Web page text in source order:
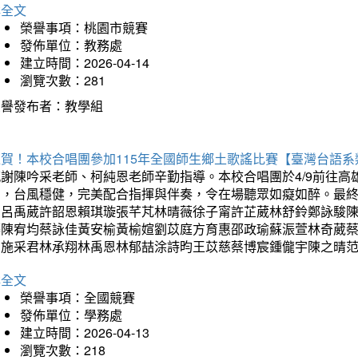
文
榮譽事項：桃園市競賽
發佈單位：教務處
建立時間：2026-04-14
瀏覽次數：281
發布者：教學組
！本校合唱團參加115年全國師生鄉土歌謠比賽【臺灣台語
陳吟采老師、柯純恩老師辛勤指導。本校合唱團於4/9前往
台風穩健，完美配合指揮與伴奏，令在場聽眾如癡如醉。最
禹葳許韶恩賴琪璇張芊芃林晴薇徐子甯許芷葳林舒鈴鄭詠駿
宥均蔡詠佳黃安榆黃榆媗劉苡庭方育惠邵政瑜蘇浱萱林奇葳
采君林承翔林禹恩林郁喆涂詩昀王苡慈蔡博宸鍾儱宇陳之晴
文
榮譽事項：全國競賽
發佈單位：學務處
建立時間：2026-04-13
瀏覽次數：218